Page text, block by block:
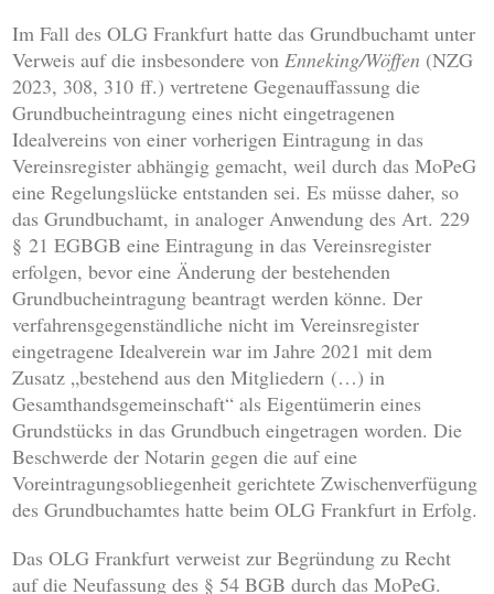
Im Fall des OLG Frankfurt hatte das Grundbuchamt unter
Verweis auf die insbesondere vonEnneking/Wöffen (NZG
2023, 308, 310 ff.) vertretene Gegenauffassung die
Grundbucheintragung eines nicht eingetragenen
Idealvereins von einer vorherigen Eintragung in das
Vereinsregister abhängig gemacht, weil durch das MoPeG
eine Regelungslücke entstanden sei. Es müsse daher, so
das Grundbuchamt, in analoger Anwendung des Art. 229
§ 21 EGBGB eine Eintragung in das Vereinsregister
erfolgen, bevor eine Änderung der bestehenden
Grundbucheintragung beantragt werden könne. Der
verfahrensgegenständliche nicht im Vereinsregister
eingetragene Idealverein war im Jahre 2021 mit dem
Zusatz „bestehend aus den Mitgliedern (…) in
Gesamthandsgemeinschaft“ als Eigentümerin eines
Grundstücks in das Grundbuch eingetragen worden. Die
Beschwerde der Notarin gegen die auf eine
Voreintragungsobliegenheit gerichtete Zwischenverfügung
des Grundbuchamtes hatte beim OLG Frankfurt in Erfolg.
Das OLG Frankfurt verweist zur Begründung zu Recht
auf die Neufassung des § 54 BGB durch das MoPeG.